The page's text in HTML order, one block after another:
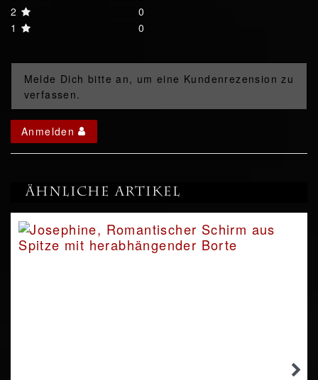
2
0
1
0
Melde Dich bitte an, um eine Kundenrezension zu
verfassen.
Anmelden
Ähnliche Artikel